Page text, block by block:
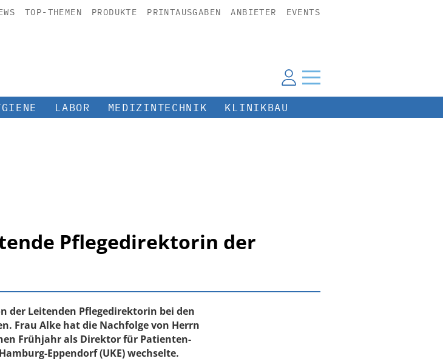
TOP-THEMEN PRODUKTE PRINTAUSGABEN ANBIETER EVENTS
LABOR MEDIZINTECHNIK KLINIKBAU
Pflegedirektorin der
der Leitenden Pflegedirektorin bei den
Frau Alke hat die Nachfolge von Herrn
Frühjahr als Direktor für Patienten-
Eppendorf (UKE) wechselte.